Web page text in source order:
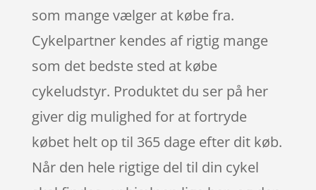
som mange vælger at købe fra.
Cykelpartner kendes af rigtig mange
som det bedste sted at købe
cykeludstyr. Produktet du ser på her
giver dig mulighed for at fortryde
købet helt op til 365 dage efter dit køb.
Når den hele rigtige del til din cykel